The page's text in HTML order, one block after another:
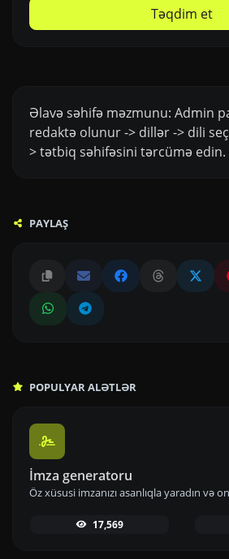
Təqdim et
Əlavə səhifə məzmunu: Admin
redaktə olunur -> dillər -> dili
> tətbiq səhifəsini tərcümə edin.
PAYLAŞ
POPULYAR ALƏTLƏR
İmza generatoru
Öz xüsusi imzanızı asanlıqla yaradın və
17,569